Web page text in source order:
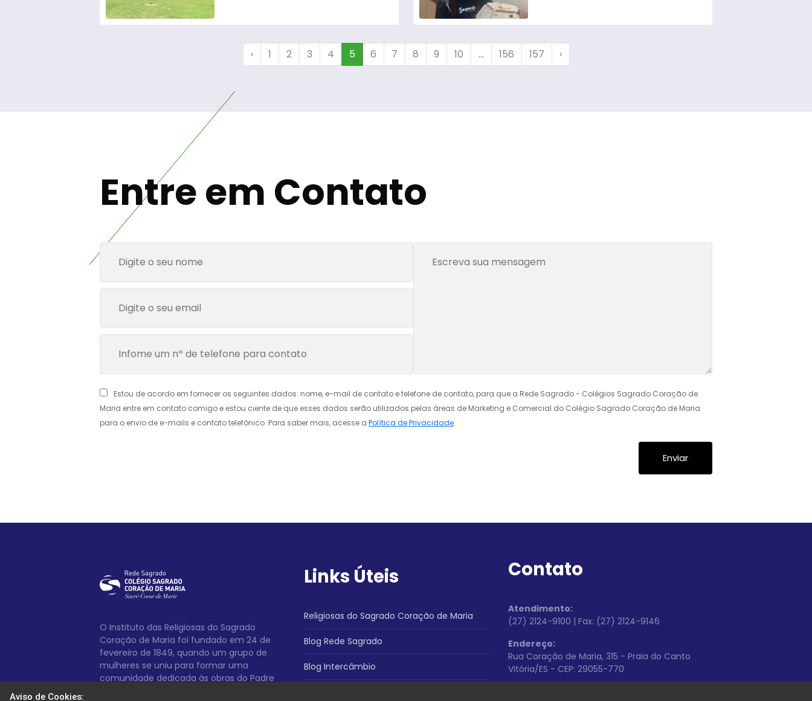
‹ 1 2 3 4 5 6 7 8 9 10 ... 156 157 ›
Entre em Contato
Estou de acordo em fornecer os seguintes dados: nome, e-mail de contato e telefone de contato, para que a Rede Sagrado - Colégios Sagrado Coração de
Maria entre em contato comigo e estou ciente de que esses dados serão utilizados pelas áreas de Marketing e Comercial do Colégio Sagrado Coração de Maria
para o envio de e-mails e contato telefônico. Para saber mais, acesse a Política de Privacidade.
O Instituto das Religiosas do Sagrado
Coração de Maria foi fundado em 24 de
fevereiro de 1849, quando um grupo de
mulheres se uniu para formar uma
comunidade dedicada às obras do Padre
Links Úteis
Religiosas do Sagrado Coração de Maria
Blog Rede Sagrado
Blog Intercâmbio
Contato
Atendimento:
(27) 2124-9100 | Fax: (27) 2124-9146
Endereço:
Rua Coração de Maria, 315 - Praia do Canto
Vitória/ES - CEP: 29055-770
Aviso de Cookies: